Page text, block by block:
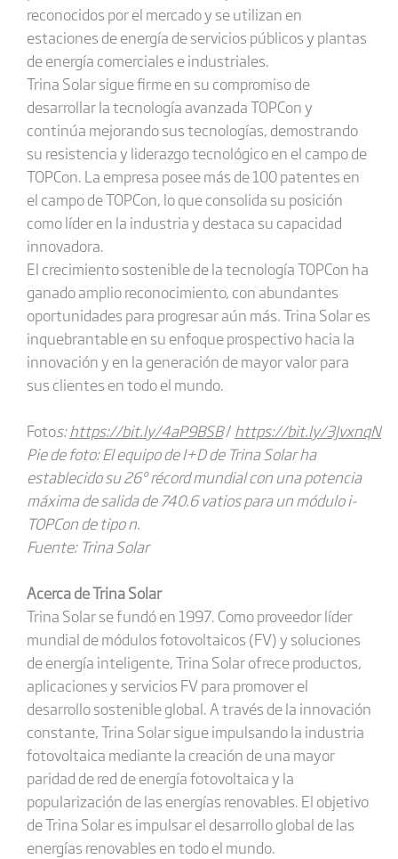
reconocidos por el mercado y se utilizan en
estaciones de energía de servicios públicos y plantas
de energía comerciales e industriales.
Trina Solar sigue firme en su compromiso de
desarrollar la tecnología avanzada TOPCon y
continúa mejorando sus tecnologías, demostrando
su resistencia y liderazgo tecnológico en el campo de
TOPCon. La empresa posee más de 100 patentes en
el campo de TOPCon, lo que consolida su posición
como líder en la industria y destaca su capacidad
innovadora.
El crecimiento sostenible de la tecnología TOPCon ha
ganado amplio reconocimiento, con abundantes
oportunidades para progresar aún más. Trina Solar es
inquebrantable en su enfoque prospectivo hacia la
innovación y en la generación de mayor valor para
sus clientes en todo el mundo.
Fotos:https://bit.ly/4aP9BSB/ https://bit.ly/3JvxnqN
Pie de foto: El equipo de I+D de Trina Solar ha
establecido su 26º récord mundial con una potencia
máxima de salida de 740.6 vatios para un módulo i-
TOPCon de tipo n.
Fuente: Trina Solar
Acerca de Trina Solar
Trina Solar se fundó en 1997. Como proveedor líder
mundial de módulos fotovoltaicos (FV) y soluciones
de energía inteligente, Trina Solar ofrece productos,
aplicaciones y servicios FV para promover el
desarrollo sostenible global. A través de la innovación
constante, Trina Solar sigue impulsando la industria
fotovoltaica mediante la creación de una mayor
paridad de red de energía fotovoltaica y la
popularización de las energías renovables. El objetivo
de Trina Solar es impulsar el desarrollo global de las
energías renovables en todo el mundo.